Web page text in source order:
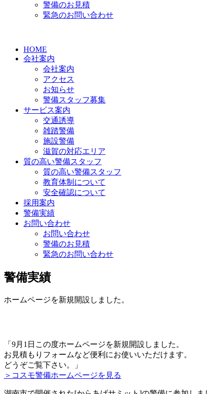
警備のお見積
緊急のお問い合わせ
HOME
会社案内
会社案内
アクセス
お知らせ
警備スタッフ募集
サービス案内
交通誘導
雑踏警備
施設警備
滋賀の対応エリア
質の高い警備スタッフ
質の高い警備スタッフ
教育体制について
安全確認について
採用案内
警備実績
お問い合わせ
お問い合わせ
警備のお見積
緊急のお問い合わせ
警備実績
ホームページを新規開設しました。
「9月1日この度ホームページを新規開設しました。
お見積もりフォームなど便利にお使いいただけます。
どうぞご覧下さい。」
＞コスモ警備ホームページを見る